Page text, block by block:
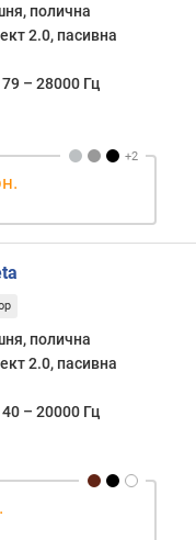
полична
2.0, пасивна
79 – 28000 Гц
полична
2.0, пасивна
40 – 20000 Гц